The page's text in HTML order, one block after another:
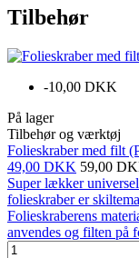
Tilbehør
-10,00 DKK
På lager
Tilbehør og værktøj
Folieskraber med filt
49,00 DKK 59,00
Super lækker
folieskraber er
Folieskraberens
anvendes og filten på